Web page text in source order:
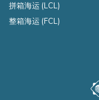
拼箱海运 (LCL)
整箱海运 (FCL)